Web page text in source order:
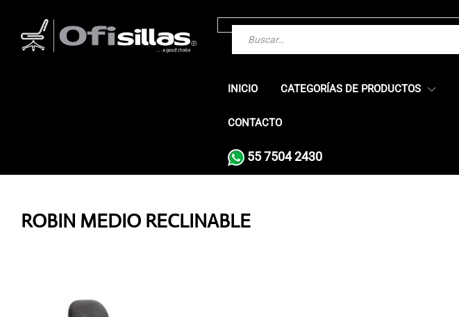
INICIO CATEGORÍAS DE PRODUCTOS
CONTACTO
55 7504 2430
ROBIN MEDIO RECLINABLE